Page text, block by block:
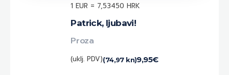
Patrick, ljubavi!
9,95€
(74,97 kn)
(uklj. PDV)
Proza
1 EUR = 7,53450 HRK